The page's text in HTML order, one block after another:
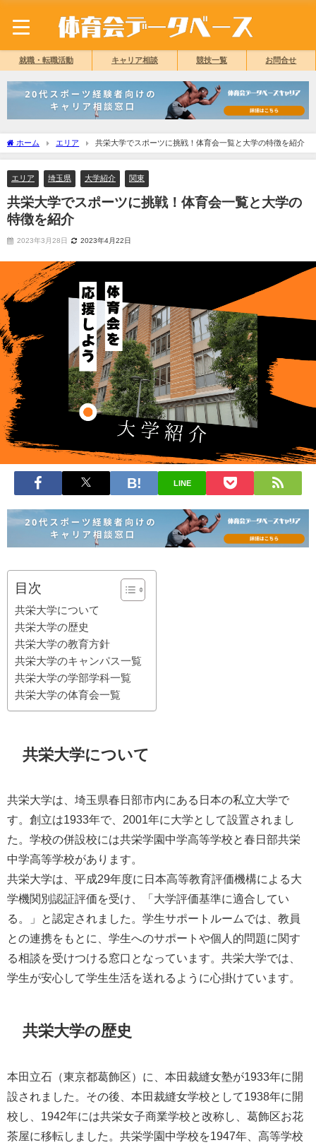
就職・転職活動 キャリア相談 競技一覧 お問合せ
ホーム エリア 共栄大学でスポーツに挑戦！体育会一覧と大学の特徴を紹介
エリア 埼玉県 大学紹介 関東
共栄大学でスポーツに挑戦！体育会一覧と大学の
特徴を紹介
2023年3月28日 2023年4月22日
LINE
目次
共栄大学について
共栄大学の歴史
共栄大学の教育方針
共栄大学のキャンパス一覧
共栄大学の学部学科一覧
共栄大学の体育会一覧
共栄大学について
共栄大学は、埼玉県春日部市内にある日本の私立大学で
す。創立は1933年で、2001年に大学として設置されまし
た。学校の併設校には共栄学園中学高等学校と春日部共栄
中学高等学校があります。
共栄大学は、平成29年度に日本高等教育評価機構による大
学機関別認証評価を受け、「大学評価基準に適合してい
る。」と認定されました。学生サポートルームでは、教員
との連携をもとに、学生へのサポートや個人的問題に関す
る相談を受けつける窓口となっています。共栄大学では、
学生が安心して学生生活を送れるように心掛けています。
共栄大学の歴史
本田立石（東京都葛飾区）に、本田裁縫女塾が1933年に開
設されました。その後、本田裁縫女学校として1938年に開
校し、1942年には共栄女子商業学校と改称し、葛飾区お花
茶屋に移転しました。共栄学園中学校を1947年、高等学校